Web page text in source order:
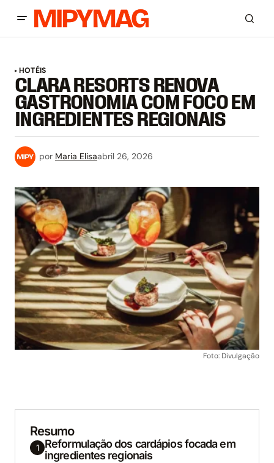
HOTÉIS
CLARA RESORTS RENOVA
GASTRONOMIA COM FOCO EM
INGREDIENTES REGIONAIS
por Maria Elisaabril 26, 2026
Foto: Divulgação
Resumo
1
Reformulação dos cardápios focada em
ingredientes regionais